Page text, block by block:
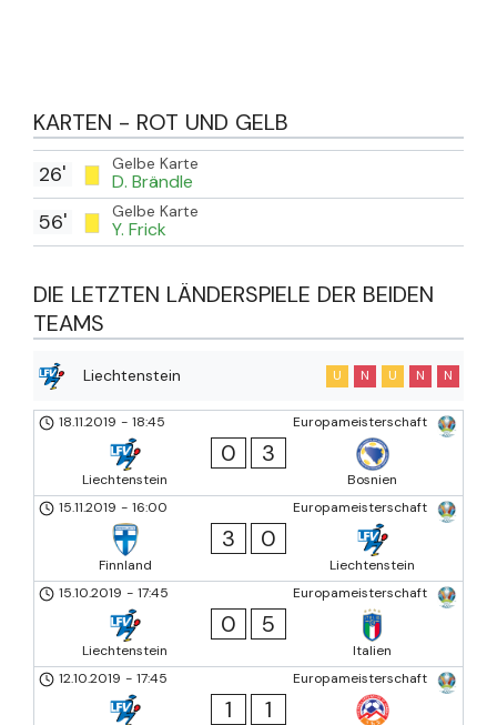
KARTEN - ROT UND GELB
Gelbe Karte
D. Brändle
26'
Gelbe Karte
Y. Frick
56'
DIE LETZTEN LÄNDERSPIELE DER BEIDEN
TEAMS
Liechtenstein U N U N N
Europameisterschaft
18.11.2019 - 18:45
Liechtenstein
0 3
Bosnien
Europameisterschaft
15.11.2019 - 16:00
Finnland
3 0
Liechtenstein
Europameisterschaft
15.10.2019 - 17:45
Liechtenstein
0 5
Italien
Europameisterschaft
12.10.2019 - 17:45
1 1